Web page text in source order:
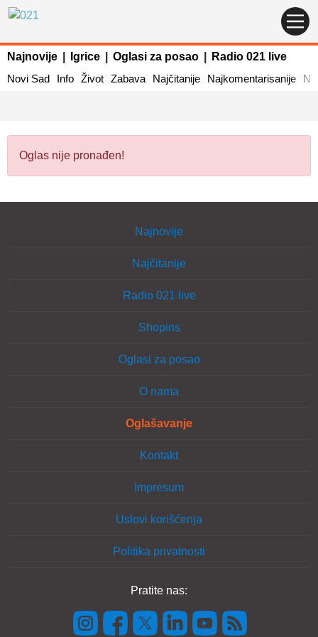
Najnovije Igrice Oglasi za posao
Radio 021 live
Novi Sad
Info Život Zabava Najčitanije Najkomentarisanije
Oglas nije pronađen!
Najnovije
Najčitanije
Radio 021 live
Shopins
Oglasi za posao
O nama
Oglašavanje
Kontakt
Impresum
Uslovi korišćenja
Politika privatnosti
Pratite nas: